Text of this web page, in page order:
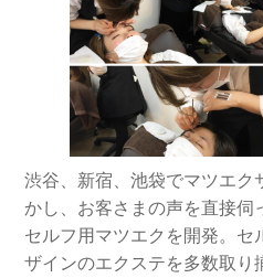
渋谷、新宿、池袋でマツエク
かし、お客さまの声を直接伺
セルフ用マツエクを開発。セ
ザインのエクステを多数取り